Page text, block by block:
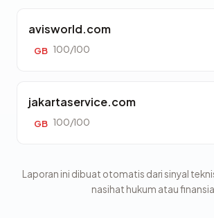
avisworld.com
GB 100/100
jakartaservice.com
GB 100/100
Laporan ini dibuat otomatis dari sinyal
nasihat hukum atau